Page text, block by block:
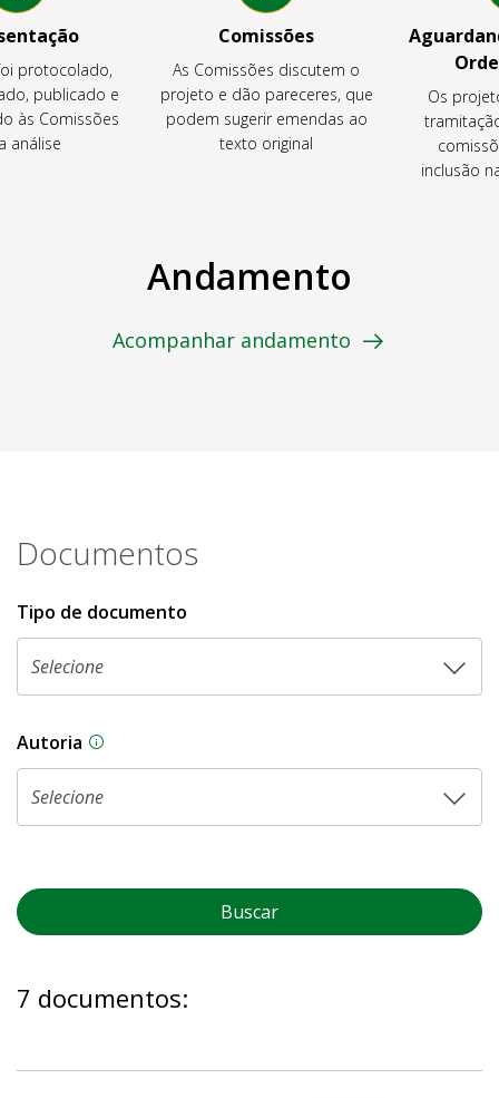
protocolado,
publicado e
às Comissões
análise
Comissões
As Comissões discutem o
projeto e dão pareceres, que
podem sugerir emendas ao
texto original
Os
inclusão
Andamento
Acompanhar andamento
Documentos
Tipo de documento
Autoria As proposições legislativas na CLDF podem
Buscar
7 documentos: